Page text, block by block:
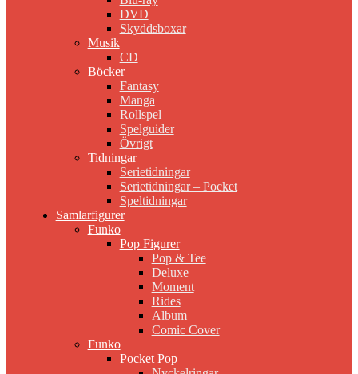
DVD
Skyddsboxar
Musik
CD
Böcker
Fantasy
Manga
Rollspel
Spelguider
Övrigt
Tidningar
Serietidningar
Serietidningar – Pocket
Speltidningar
Samlarfigurer
Funko
Pop Figurer
Pop & Tee
Deluxe
Moment
Rides
Album
Comic Cover
Funko
Pocket Pop